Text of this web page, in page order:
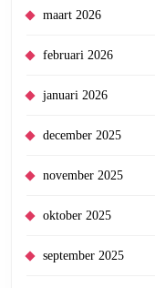
maart 2026
februari 2026
januari 2026
december 2025
november 2025
oktober 2025
september 2025